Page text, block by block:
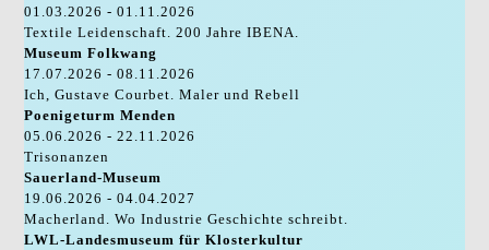
01.03.2026 - 01.11.2026
Textile Leidenschaft. 200 Jahre IBENA.
Museum Folkwang
17.07.2026 - 08.11.2026
Ich, Gustave Courbet. Maler und Rebell
Poenigeturm Menden
05.06.2026 - 22.11.2026
Trisonanzen
Sauerland-Museum
19.06.2026 - 04.04.2027
Macherland. Wo Industrie Geschichte schreibt.
LWL-Landesmuseum für Klosterkultur